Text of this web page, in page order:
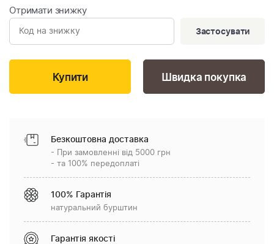
Отримати знижку
Застосувати
Швидка покупка
Безкоштовна доставка
- При замовленні від 5000 грн
- та 100% передоплаті
100% Гарантія
натуральний бурштин
Гарантія якості